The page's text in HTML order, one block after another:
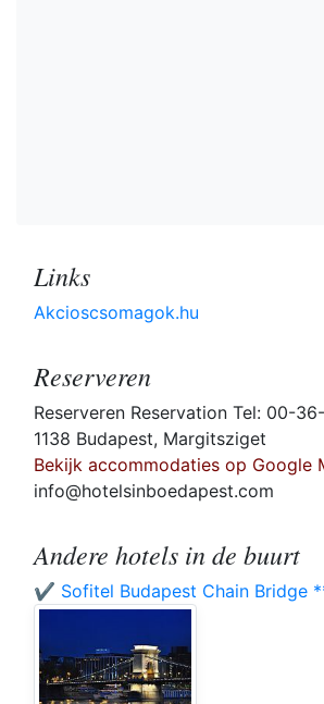
Links
Akcioscsomagok.hu
Reserveren
Reserveren Reservation Tel: 00-
1138 Budapest, Margitsziget
Bekijk accommodaties op Google
info@hotelsinboedapest.com
Andere hotels in de buurt
✔️ Sofitel Budapest Chain Bridge